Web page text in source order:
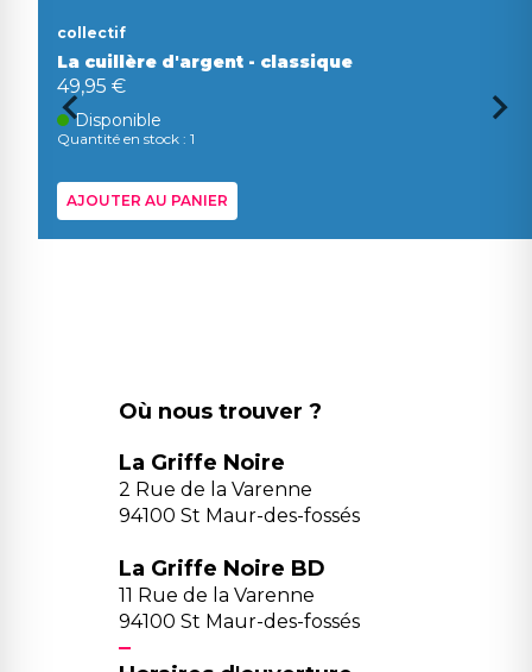
collectif
La cuillère d'argent - classique
49,95 €
Disponible
Quantité en stock : 1
AJOUTER AU PANIER
Où nous trouver ?
La Griffe Noire
2 Rue de la Varenne
94100 St Maur-des-fossés
La Griffe Noire BD
11 Rue de la Varenne
94100 St Maur-des-fossés